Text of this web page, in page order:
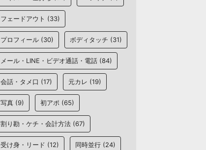
フェードアウト (33)
プロフィール (30) ボディタッチ (31)
メール・LINE・ビデオ通話・電話 (84)
会話・タメ口 (17) 元カレ (19)
写真 (9) 初アポ (65)
割り勘・ケチ・会計方法 (67)
受け身・リード (12) 同時並行 (24)